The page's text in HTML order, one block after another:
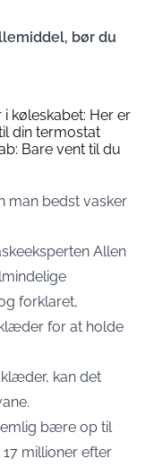
bør du
køleskabet: Her er
din termostat
Bare vent til du
man bedst vasker
Allen
forklaret,
for at holde
kan det
bære op til
millioner efter